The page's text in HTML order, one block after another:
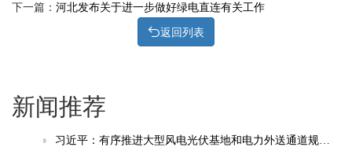
下一篇： 河北发布关于进一步做好绿电直连有关工作
返回列表
新闻推荐
习近平：有序推进大型风电光伏基地和电力外送通道规划建设，加快重点行业清洁能源替代